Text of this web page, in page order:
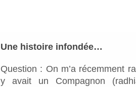
Une histoire infondée…
Question : On m’a récemment
y avait un Compagnon